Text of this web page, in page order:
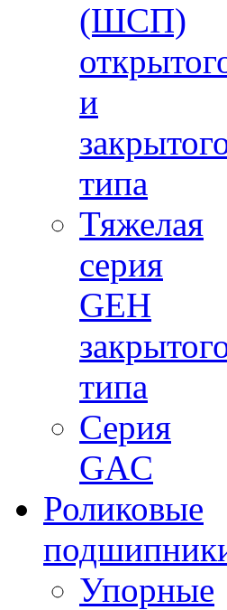
(ШСП)
и
типа
Тяжелая
серия
GEH
типа
Серия
GAC
Роликовые
Упорные